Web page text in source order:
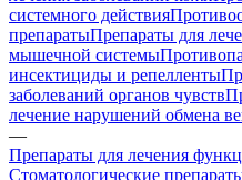
системного действия
препаратыПрепараты для
мышечной системы
инсектициды и репелленты
заболеваний органов чувств
лечение нарушений обмена
—
Препараты для лечения
Стоматологические